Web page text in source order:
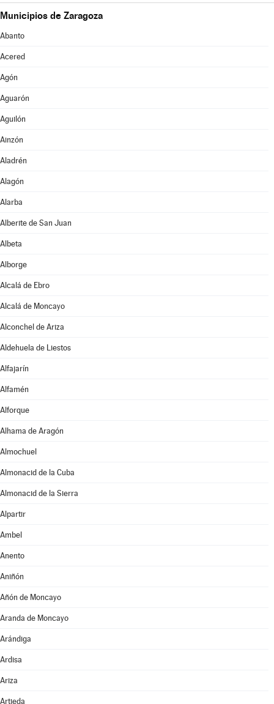
Municipios de Zaragoza
Abanto
Acered
Agón
Aguarón
Aguilón
Ainzón
Aladrén
Alagón
Alarba
Alberite de San Juan
Albeta
Alborge
Alcalá de Ebro
Alcalá de Moncayo
Alconchel de Ariza
Aldehuela de Liestos
Alfajarín
Alfamén
Alforque
Alhama de Aragón
Almochuel
Almonacid de la Cuba
Almonacid de la Sierra
Alpartir
Ambel
Anento
Aniñón
Añón de Moncayo
Aranda de Moncayo
Arándiga
Ardisa
Ariza
Artieda